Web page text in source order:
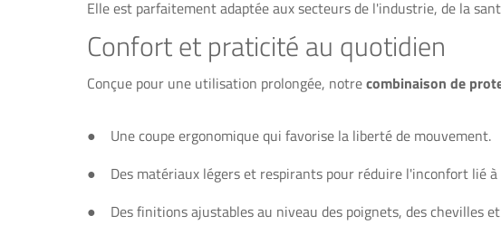
Elle est parfaitement adaptée aux secteurs de l'industrie, de la
Confort et praticité au quotidien
Conçue pour une utilisation prolongée, notrecombinaison de
● Une coupe ergonomique qui favorise la liberté de mouvement.
● Des matériaux légers et respirants pour réduire l'inconfort lié à
● Des finitions ajustables au niveau des poignets, des chevilles